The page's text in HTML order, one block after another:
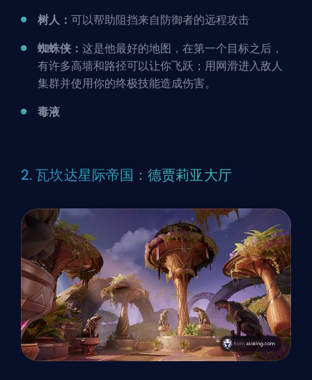
树人： 可以帮助阻挡来自防御者的远程攻击
蜘蛛侠： 这是他最好的地图，在第一个目标之后，
有许多高墙和路径可以让你飞跃；用网滑进入敌人
集群并使用你的终极技能造成伤害。
毒液
2. 瓦坎达星际帝国：德贾莉亚大厅